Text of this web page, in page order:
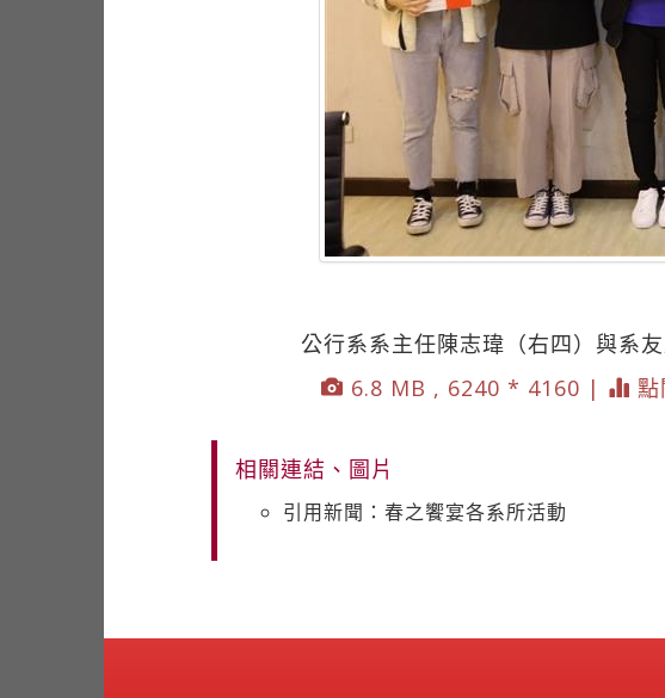
公行系系主任陳志瑋（右四）與系
6.8 MB , 6240 * 4160 |
相關連結、圖片
引用新聞：春之饗宴各系所活動